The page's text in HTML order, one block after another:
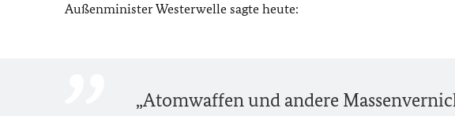
Außenminister Westerwelle sagte heute:
„Atomwaffen und andere